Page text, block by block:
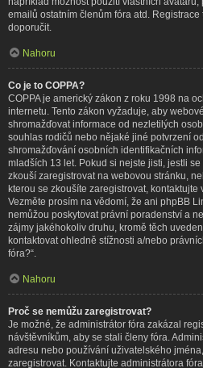
emailů ostatním členům fóra atd.
doporučit.
Nahoru
Co je to COPPA?
COPPA je americký zákon z roku 1998 na
internetu. Tento zákon vyžaduje, aby
shromažďovat informace od nezletilých
souhlas rodičů nebo nějaké jiné potvrzení
shromažďování osobních identifikačních
mladších 13 let. Pokud si nejste jisti, jestli
zkouší zaregistrovat na webovou stránku,
kterou se zkoušíte zaregistrovat, kontaktujte
Vezměte prosím na vědomí, že ani phpBB
nemůžou poskytovat právní poradenství a
zájmy jakéhokoliv druhu, kromě těch
kontaktovat ohledně stížnosti a/nebo
fóra?“.
Nahoru
Proč se nemůžu zaregistrovat?
Je možné, že administrátor fóra zakázal
návštěvníkům, aby se stali členy fóra.
adresu nebo používání uživatelského
zaregistrovat. Kontaktujte administrátora